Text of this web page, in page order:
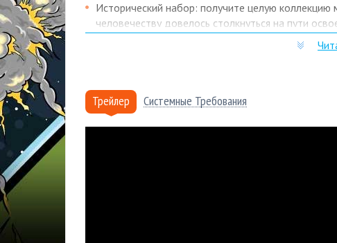
Исторический набор: получите целую
человечеству довелось столкнуться на пути
уникальных условиях Кербальской системы:
приземлении... Возможности безграничны!
которых послужили разработки, созданные в
доступны во всех режимах Kerbal Space Program.
Почему купить Kerbal Space
Трейлер Системные Требования